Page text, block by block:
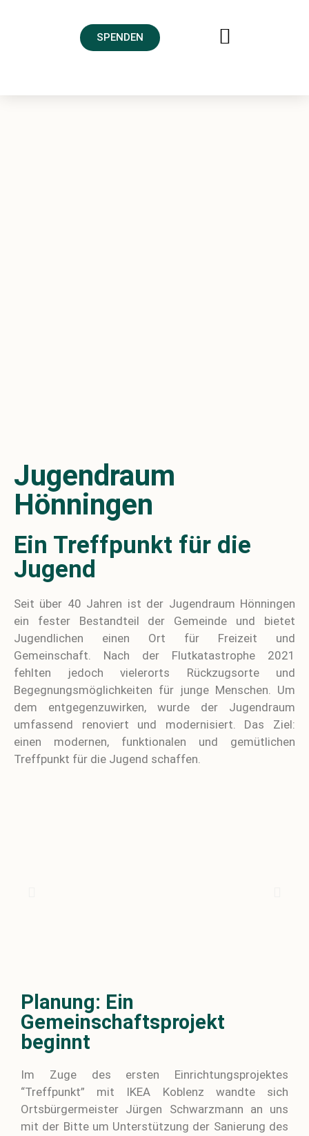
SPENDEN
Jugendraum
Hönningen
Ein Treffpunkt für die
Jugend
Seit über 40 Jahren ist der Jugendraum Hönningen
ein fester Bestandteil der Gemeinde und bietet
Jugendlichen einen Ort für Freizeit und
Gemeinschaft. Nach der Flutkatastrophe 2021
fehlten jedoch vielerorts Rückzugsorte und
Begegnungsmöglichkeiten für junge Menschen. Um
dem entgegenzuwirken, wurde der Jugendraum
umfassend renoviert und modernisiert. Das Ziel:
einen modernen, funktionalen und gemütlichen
Treffpunkt für die Jugend schaffen.
Planung: Ein
Gemeinschaftsprojekt
beginnt
Im Zuge des ersten Einrichtungsprojektes
“Treffpunkt” mit IKEA Koblenz wandte sich
Ortsbürgermeister Jürgen Schwarzmann an uns
mit der Bitte um Unterstützung der Sanierung des